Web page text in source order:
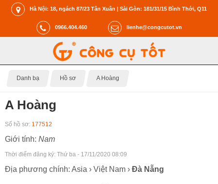
Hà Nội: 18, ngách 87/23 Tân Xuân | Sài Gòn: 181/31/15 Bình Thới, Q11
0966.404.460 lienhe@congcutot.vn
Danh bạ Hồ sơ A Hoàng
A Hoàng
Số hồ sơ: 177512
Giới tính: Nam
Thời điểm đăng ký: Thứ ba - 17/11/2020 08:09
Địa phương chính: Asia › Việt Nam › Đà Nẵng